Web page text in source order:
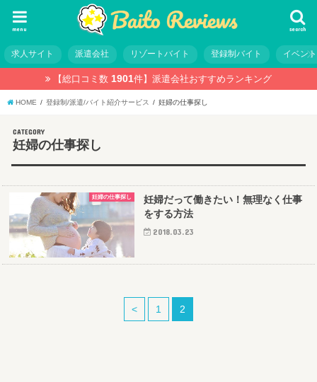
search
menu
求人サイト 派遣会社 リゾートバイト 登録制バイト イベン
【総口コミ数 1901件】派遣会社おすすめランキング
HOME 登録制/派遣/バイト紹介サービス 妊婦の仕事探し
CATEGORY
妊婦の仕事探し
妊婦の仕事探し
妊婦だって働きたい！無理なく仕事
をする方法
2018.03.23
< 1 2